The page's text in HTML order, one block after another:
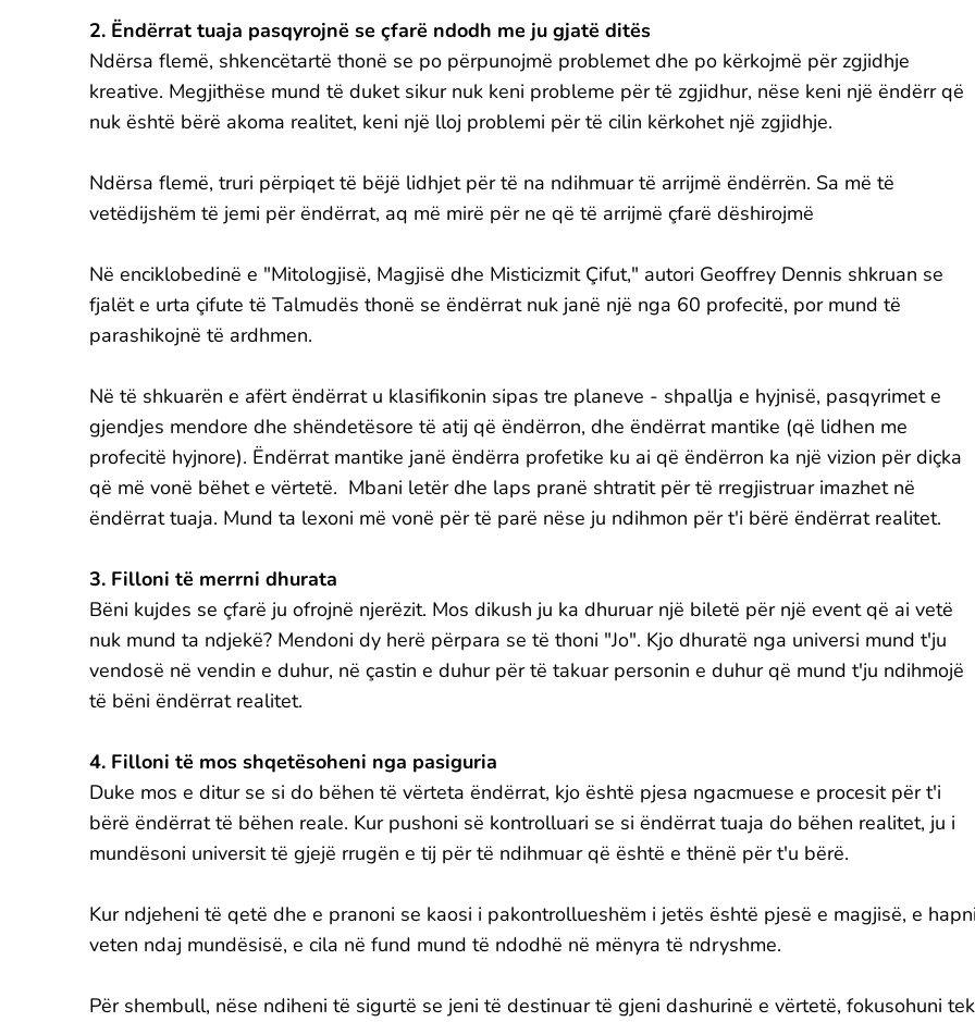
2. Ëndërrat tuaja pasqyrojnë se çfarë ndodh me ju gjatë ditës
Ndërsa flemë, shkencëtartë thonë se po përpunojmë problemet dhe po kërkojmë për zgjidhje
kreative. Megjithëse mund të duket sikur nuk keni probleme për të zgjidhur, nëse keni një ëndërr që
nuk është bërë akoma realitet, keni një lloj problemi për të cilin kërkohet një zgjidhje.
Ndërsa flemë, truri përpiqet të bëjë lidhjet për të na ndihmuar të arrijmë ëndërrën. Sa më të
vetëdijshëm të jemi për ëndërrat, aq më mirë për ne që të arrijmë çfarë dëshirojmë
Në enciklobedinë e "Mitologjisë, Magjisë dhe Misticizmit Çifut," autori Geoffrey Dennis shkruan se
fjalët e urta çifute të Talmudës thonë se ëndërrat nuk janë një nga 60 profecitë, por mund të
parashikojnë të ardhmen.
Në të shkuarën e afërt ëndërrat u klasifikonin sipas tre planeve - shpallja e hyjnisë, pasqyrimet e
gjendjes mendore dhe shëndetësore të atij që ëndërron, dhe ëndërrat mantike (që lidhen me
profecitë hyjnore). Ëndërrat mantike janë ëndërra profetike ku ai që ëndërron ka një vizion për diçka
që më vonë bëhet e vërtetë. Mbani letër dhe laps pranë shtratit për të rregjistruar imazhet në
ëndërrat tuaja. Mund ta lexoni më vonë për të parë nëse ju ndihmon për t'i bërë ëndërrat realitet.
3. Filloni të merrni dhurata
Bëni kujdes se çfarë ju ofrojnë njerëzit. Mos dikush ju ka dhuruar një biletë për një event që ai vetë
nuk mund ta ndjekë? Mendoni dy herë përpara se të thoni "Jo". Kjo dhuratë nga universi mund t'ju
vendosë në vendin e duhur, në çastin e duhur për të takuar personin e duhur që mund t'ju ndihmojë
të bëni ëndërrat realitet.
4. Filloni të mos shqetësoheni nga pasiguria
Duke mos e ditur se si do bëhen të vërteta ëndërrat, kjo është pjesa ngacmuese e procesit për t'i
bërë ëndërrat të bëhen reale. Kur pushoni së kontrolluari se si ëndërrat tuaja do bëhen realitet, ju i
mundësoni universit të gjejë rrugën e tij për të ndihmuar që është e thënë për t'u bërë.
Kur ndjeheni të qetë dhe e pranoni se kaosi i pakontrollueshëm i jetës është pjesë e magjisë, e
veten ndaj mundësisë, e cila në fund mund të ndodhë në mënyra të ndryshme.
Për shembull, nëse ndiheni të sigurtë se jeni të destinuar të gjeni dashurinë e vërtetë, fokusohuni tek